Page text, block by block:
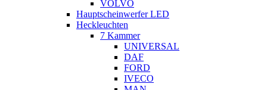
VOLVO
Hauptscheinwerfer LED
Heckleuchten
7 Kammer
UNIVERSAL
DAF
FORD
IVECO